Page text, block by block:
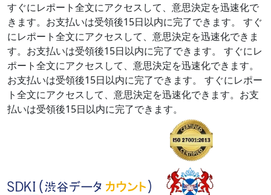
すぐにレポート全文にアクセスして、意思決定を迅速化で
きます。お支払いは受領後15日以内に完了できます。
すぐ
にレポート全文にアクセスして、意思決定を迅速化できま
す。お支払いは受領後15日以内に完了できます。
すぐにレ
ポート全文にアクセスして、意思決定を迅速化できます。
お支払いは受領後15日以内に完了できます。
すぐにレポー
ト全文にアクセスして、意思決定を迅速化できます。お支
払いは受領後15日以内に完了できます。